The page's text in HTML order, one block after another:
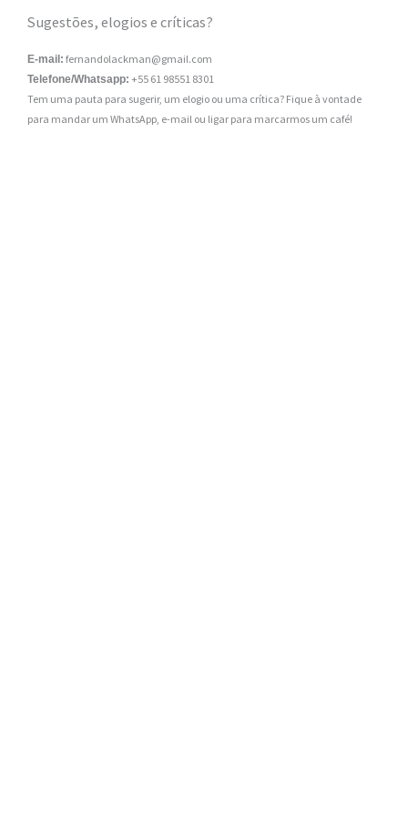
Sugestões, elogios e críticas?
E-mail: fernandolackman@gmail.com
Telefone/Whatsapp: +55 61 98551 8301
Tem uma pauta para sugerir, um elogio ou uma crítica? Fique à vontade
para mandar um WhatsApp, e-mail ou ligar para marcarmos um café!